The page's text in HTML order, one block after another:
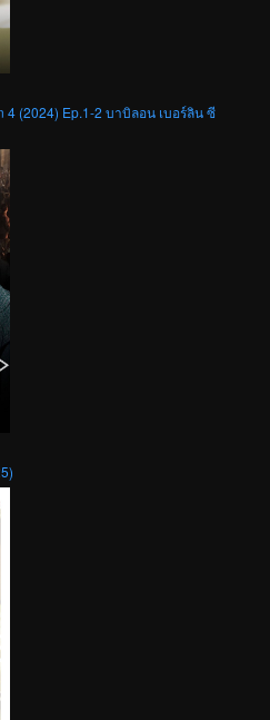
4 (2024) Ep.1-2 บาบิลอน เบอร์ลิน ซี